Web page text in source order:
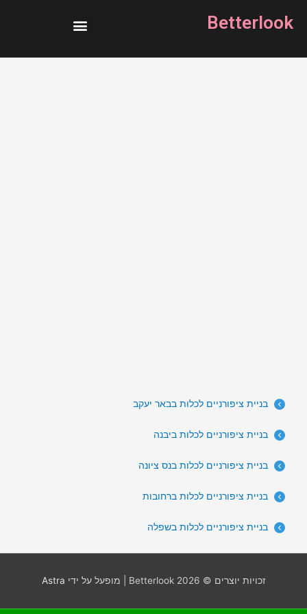
Betterlook
בניית ציפורניים לכלות בבאר יעקב
בניית ציפורניים לכלות ביבנה
בניית ציפורניים לכלות בנס ציונה
בניית ציפורניים לכלות ברחובות
בניית ציפורניים לכלות בשפלה
זכויות יוצרים © 2026 Betterlook | מופעל על ידי Astra